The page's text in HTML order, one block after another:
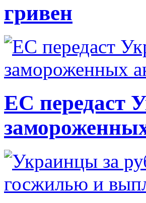
гривен
ЕС передаст